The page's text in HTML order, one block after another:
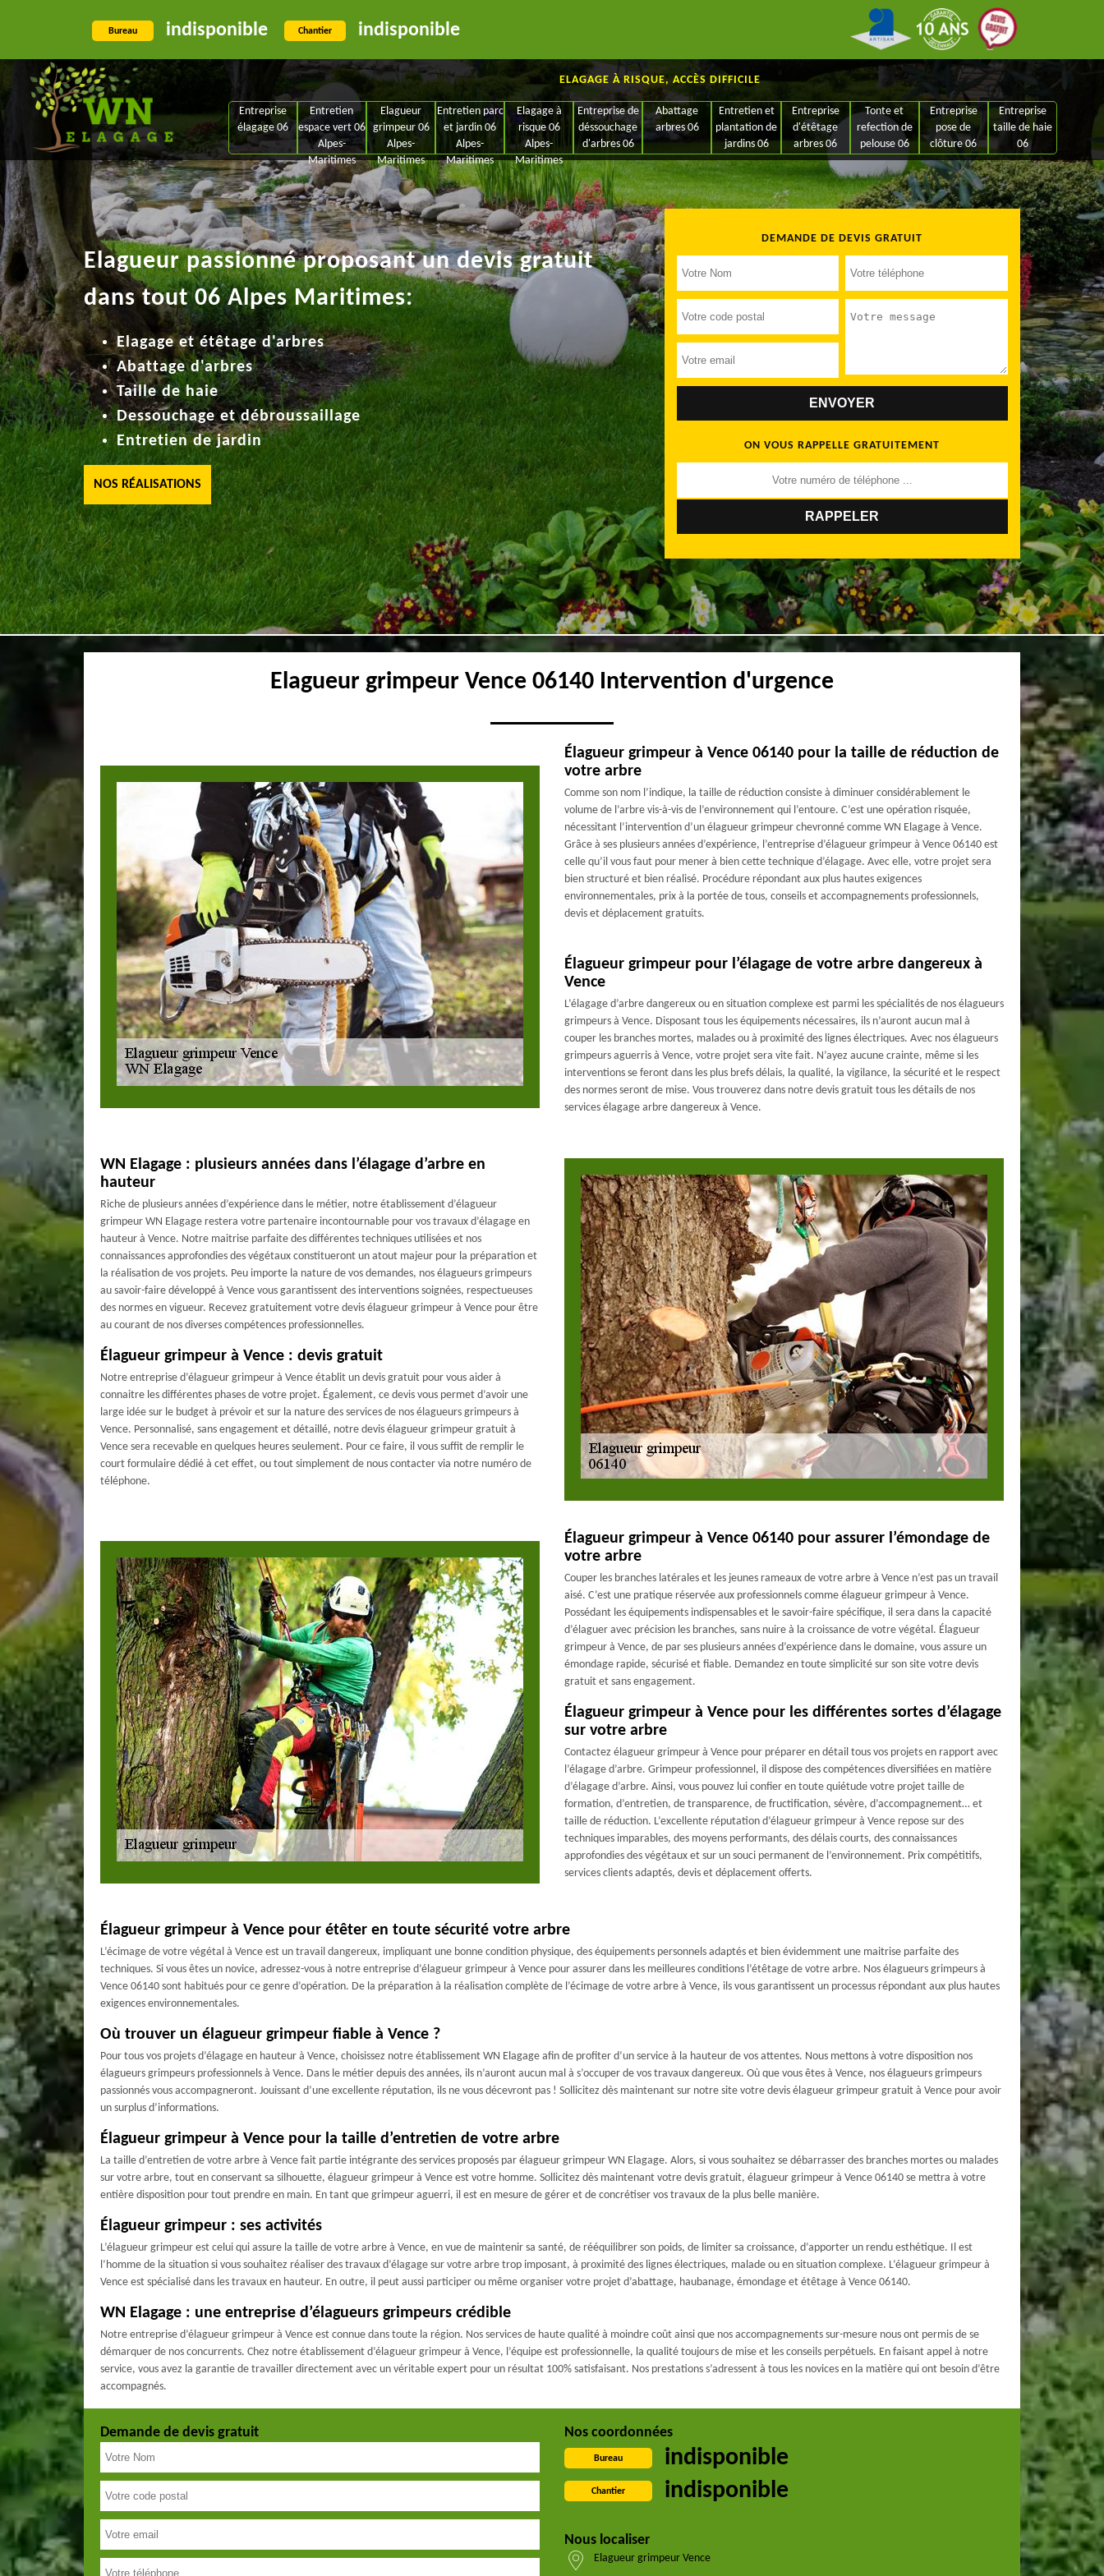
Bureau indisponible Chantier indisponible
ELAGAGE À RISQUE, ACCÈS DIFFICILE
Entreprise
élagage 06
Entretien
espace vert 06
Alpes-
Maritimes
Elagueur
grimpeur 06
Alpes-
Maritimes
Entretien parc
et jardin 06
Alpes-
Maritimes
Elagage à
risque 06
Alpes-
Maritimes
Entreprise de
déssouchage
d'arbres 06
Abattage
arbres 06
Entretien et
plantation de
jardins 06
Entreprise
d'étêtage
arbres 06
Tonte et
refection de
pelouse 06
Entreprise
pose de
clôture 06
Entreprise
taille de haie
06
DEMANDE DE DEVIS GRATUIT
ON VOUS RAPPELLE GRATUITEMENT
Elagueur passionné proposant un devis gratuit
dans tout 06 Alpes Maritimes:
Elagage et étêtage d'arbres
Abattage d'arbres
Taille de haie
Dessouchage et débroussaillage
Entretien de jardin
NOS RÉALISATIONS
Elagueur grimpeur Vence 06140 Intervention d'urgence
Élagueur grimpeur à Vence 06140 pour la taille de réduction de
votre arbre
Comme son nom l’indique, la taille de réduction consiste à diminuer considérablement le
volume de l’arbre vis-à-vis de l’environnement qui l’entoure. C’est une opération risquée,
nécessitant l’intervention d’un élagueur grimpeur chevronné comme WN Elagage à Vence.
Grâce à ses plusieurs années d’expérience, l’entreprise d’élagueur grimpeur à Vence 06140 est
celle qu’il vous faut pour mener à bien cette technique d’élagage. Avec elle, votre projet sera
bien structuré et bien réalisé. Procédure répondant aux plus hautes exigences
environnementales, prix à la portée de tous, conseils et accompagnements professionnels,
devis et déplacement gratuits.
Élagueur grimpeur pour l’élagage de votre arbre dangereux à
Vence
L’élagage d’arbre dangereux ou en situation complexe est parmi les spécialités de nos élagueurs
grimpeurs à Vence. Disposant tous les équipements nécessaires, ils n’auront aucun mal à
couper les branches mortes, malades ou à proximité des lignes électriques. Avec nos élagueurs
grimpeurs aguerris à Vence, votre projet sera vite fait. N’ayez aucune crainte, même si les
interventions se feront dans les plus brefs délais, la qualité, la vigilance, la sécurité et le respect
des normes seront de mise. Vous trouverez dans notre devis gratuit tous les détails de nos
services élagage arbre dangereux à Vence.
WN Elagage : plusieurs années dans l’élagage d’arbre en
hauteur
Riche de plusieurs années d’expérience dans le métier, notre établissement d’élagueur
grimpeur WN Elagage restera votre partenaire incontournable pour vos travaux d’élagage en
hauteur à Vence. Notre maitrise parfaite des différentes techniques utilisées et nos
connaissances approfondies des végétaux constitueront un atout majeur pour la préparation et
la réalisation de vos projets. Peu importe la nature de vos demandes, nos élagueurs grimpeurs
au savoir-faire développé à Vence vous garantissent des interventions soignées, respectueuses
des normes en vigueur. Recevez gratuitement votre devis élagueur grimpeur à Vence pour être
au courant de nos diverses compétences professionnelles.
Élagueur grimpeur à Vence : devis gratuit
Notre entreprise d’élagueur grimpeur à Vence établit un devis gratuit pour vous aider à
connaitre les différentes phases de votre projet. Également, ce devis vous permet d’avoir une
large idée sur le budget à prévoir et sur la nature des services de nos élagueurs grimpeurs à
Vence. Personnalisé, sans engagement et détaillé, notre devis élagueur grimpeur gratuit à
Vence sera recevable en quelques heures seulement. Pour ce faire, il vous suffit de remplir le
court formulaire dédié à cet effet, ou tout simplement de nous contacter via notre numéro de
téléphone.
Élagueur grimpeur à Vence 06140 pour assurer l’émondage de
votre arbre
Couper les branches latérales et les jeunes rameaux de votre arbre à Vence n’est pas un travail
aisé. C’est une pratique réservée aux professionnels comme élagueur grimpeur à Vence.
Possédant les équipements indispensables et le savoir-faire spécifique, il sera dans la capacité
d’élaguer avec précision les branches, sans nuire à la croissance de votre végétal. Élagueur
grimpeur à Vence, de par ses plusieurs années d’expérience dans le domaine, vous assure un
émondage rapide, sécurisé et fiable. Demandez en toute simplicité sur son site votre devis
gratuit et sans engagement.
Élagueur grimpeur à Vence pour les différentes sortes d’élagage
sur votre arbre
Contactez élagueur grimpeur à Vence pour préparer en détail tous vos projets en rapport avec
l’élagage d’arbre. Grimpeur professionnel, il dispose des compétences diversifiées en matière
d’élagage d’arbre. Ainsi, vous pouvez lui confier en toute quiétude votre projet taille de
formation, d’entretien, de transparence, de fructification, sévère, d’accompagnement… et
taille de réduction. L’excellente réputation d’élagueur grimpeur à Vence repose sur des
techniques imparables, des moyens performants, des délais courts, des connaissances
approfondies des végétaux et sur un souci permanent de l’environnement. Prix compétitifs,
services clients adaptés, devis et déplacement offerts.
Élagueur grimpeur à Vence pour étêter en toute sécurité votre arbre
L’écimage de votre végétal à Vence est un travail dangereux, impliquant une bonne condition physique, des équipements personnels adaptés et bien évidemment une maitrise parfaite des
techniques. Si vous êtes un novice, adressez-vous à notre entreprise d’élagueur grimpeur à Vence pour assurer dans les meilleures conditions l’étêtage de votre arbre. Nos élagueurs grimpeurs à
Vence 06140 sont habitués pour ce genre d’opération. De la préparation à la réalisation complète de l’écimage de votre arbre à Vence, ils vous garantissent un processus répondant aux plus hautes
exigences environnementales.
Où trouver un élagueur grimpeur fiable à Vence ?
Pour tous vos projets d’élagage en hauteur à Vence, choisissez notre établissement WN Elagage afin de profiter d’un service à la hauteur de vos attentes. Nous mettons à votre disposition nos
élagueurs grimpeurs professionnels à Vence. Dans le métier depuis des années, ils n’auront aucun mal à s’occuper de vos travaux dangereux. Où que vous êtes à Vence, nos élagueurs grimpeurs
passionnés vous accompagneront. Jouissant d’une excellente réputation, ils ne vous décevront pas ! Sollicitez dès maintenant sur notre site votre devis élagueur grimpeur gratuit à Vence pour avoir
un surplus d’informations.
Élagueur grimpeur à Vence pour la taille d’entretien de votre arbre
La taille d’entretien de votre arbre à Vence fait partie intégrante des services proposés par élagueur grimpeur WN Elagage. Alors, si vous souhaitez se débarrasser des branches mortes ou malades
sur votre arbre, tout en conservant sa silhouette, élagueur grimpeur à Vence est votre homme. Sollicitez dès maintenant votre devis gratuit, élagueur grimpeur à Vence 06140 se mettra à votre
entière disposition pour tout prendre en main. En tant que grimpeur aguerri, il est en mesure de gérer et de concrétiser vos travaux de la plus belle manière.
Élagueur grimpeur : ses activités
L’élagueur grimpeur est celui qui assure la taille de votre arbre à Vence, en vue de maintenir sa santé, de rééquilibrer son poids, de limiter sa croissance, d’apporter un rendu esthétique. Il est
l’homme de la situation si vous souhaitez réaliser des travaux d’élagage sur votre arbre trop imposant, à proximité des lignes électriques, malade ou en situation complexe. L’élagueur grimpeur à
Vence est spécialisé dans les travaux en hauteur. En outre, il peut aussi participer ou même organiser votre projet d’abattage, haubanage, émondage et étêtage à Vence 06140.
WN Elagage : une entreprise d’élagueurs grimpeurs crédible
Notre entreprise d’élagueur grimpeur à Vence est connue dans toute la région. Nos services de haute qualité à moindre coût ainsi que nos accompagnements sur-mesure nous ont permis de se
démarquer de nos concurrents. Chez notre établissement d’élagueur grimpeur à Vence, l’équipe est professionnelle, la qualité toujours de mise et les conseils perpétuels. En faisant appel à notre
service, vous avez la garantie de travailler directement avec un véritable expert pour un résultat 100% satisfaisant. Nos prestations s’adressent à tous les novices en la matière qui ont besoin d’être
accompagnés.
Demande de devis gratuit Nos coordonnées
Bureau indisponible
Chantier indisponible
Nous localiser
Elagueur grimpeur Vence